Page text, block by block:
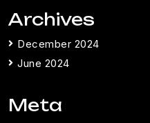
Archives
December 2024
June 2024
Meta